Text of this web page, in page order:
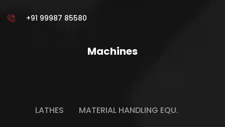
+91 99987 85580
Machines
LATHES MATERIAL HANDLING EQU.